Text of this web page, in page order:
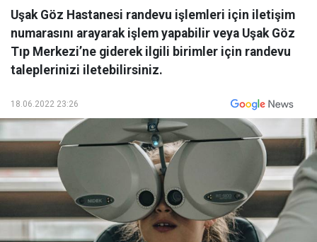
Uşak Göz Hastanesi randevu işlemleri için iletişim
numarasını arayarak işlem yapabilir veya Uşak Göz
Tıp Merkezi’ne giderek ilgili birimler için randevu
taleplerinizi iletebilirsiniz.
18.06.2022 23:26